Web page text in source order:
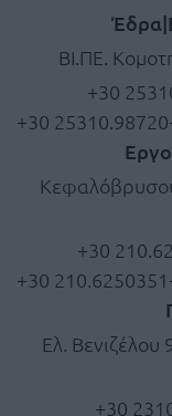
ΒΙ.ΠΕ.
+30
+30 25310.98720
+30
+30 210.6250351
Ελ.
+30